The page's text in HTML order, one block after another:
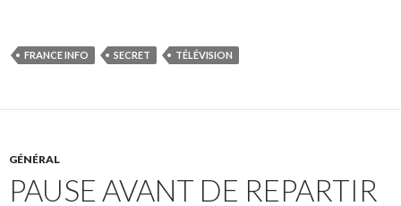
FRANCE INFO SECRET TÉLÉVISION
GÉNÉRAL
PAUSE AVANT DE REPARTIR